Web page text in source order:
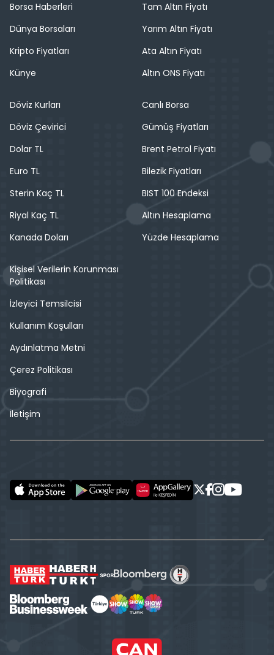
Borsa Haberleri
Dünya Borsaları
Kripto Fiyatları
Künye
Tam Altın Fiyatı
Yarım Altın Fiyatı
Ata Altın Fiyatı
Altın ONS Fiyatı
Döviz Kurları
Döviz Çevirici
Dolar TL
Euro TL
Sterin Kaç TL
Riyal Kaç TL
Kanada Doları
Canlı Borsa
Gümüş Fiyatları
Brent Petrol Fiyatı
Bilezik Fiyatları
BIST 100 Endeksi
Altın Hesaplama
Yüzde Hesaplama
Kişisel Verilerin Korunması
Politikası
İzleyici Temsilcisi
Kullanım Koşulları
Aydınlatma Metni
Çerez Politikası
Biyografi
İletişim